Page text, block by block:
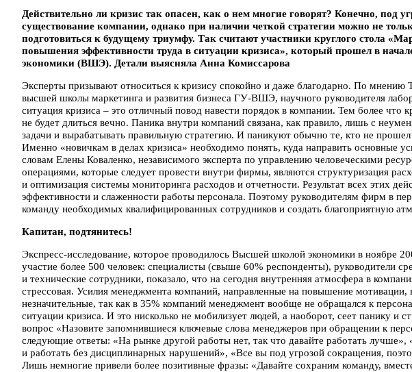
Действительно ли кризис так опасен, как о нем многие говорят? Конечно, под
существование компании, однако при наличии четкой стратегии можно не
подготовиться к будущему триумфу. Так считают участники круглого стола
повышения эффективности труда в ситуации кризиса», который прошел в
экономики (ВШЭ). Детали выясняла Анна Комиссарова
Эксперты призывают относиться к кризису спокойно и даже благодарно. По мнению
высшей школы маркетинга и развития бизнеса ГУ-ВШЭ, научного руководителя
ситуация кризиса – это отличный повод навести порядок в компании. Тем более что
не будет длиться вечно. Паника внутри компаний связана, как правило, лишь с
задачи и вырабатывать правильную стратегию. И паникуют обычно те, кто не прошел
Именно «новичкам в делах кризиса» необходимо понять, куда направить основные
словам Елены Коваленко, независимого эксперта по управлению человеческими
операциями, которые следует провести внутри фирмы, являются структуризация
и оптимизация системы мониторинга расходов и отчетности. Результат всех этих
эффективности и слаженности работы персонала. Поэтому руководителям фирм в
команду необходимых квалифицированных сотрудников и создать благоприятную
Капитан, подтянитесь!
Экспресс-исследование, которое проводилось Высшей школой экономики в ноябре
участие более 500 человек: специалисты (свыше 60% респонденты), руководители
и технические сотрудники, показало, что на сегодня внутренняя атмосфера в
стрессовая. Усилия менеджмента компаний, направленные на повышение
незначительные, так как в 35% компаний менеджмент вообще не обращался к
ситуации кризиса. И это нисколько не мобилизует людей, а наоборот, сеет панику и
вопрос «Назовите запомнившиеся ключевые слова менеджеров при обращении к
следующие ответы: «На рынке другой работы нет, так что давайте работать
и работать без дисциплинарных нарушений», «Все вы под угрозой сокращения,
Лишь немногие привели более позитивные фразы: «Давайте сохраним команду,